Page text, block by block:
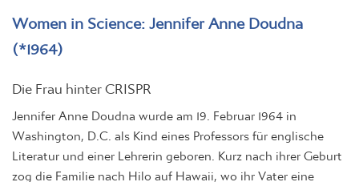
Women in Science: Jennifer Anne Doudna
(*1964)
Die Frau hinter CRISPR
Jennifer Anne Doudna wurde am 19. Februar 1964 in
Washington, D.C. als Kind eines Professors für englische
Literatur und einer Lehrerin geboren. Kurz nach ihrer Geburt
zog die Familie nach Hilo auf Hawaii, wo ihr Vater eine